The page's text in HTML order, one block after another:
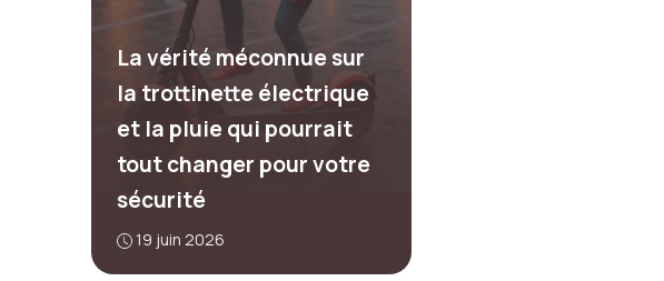
La vérité méconnue sur
la trottinette électrique
et la pluie qui pourrait
tout changer pour votre
sécurité
19 juin 2026